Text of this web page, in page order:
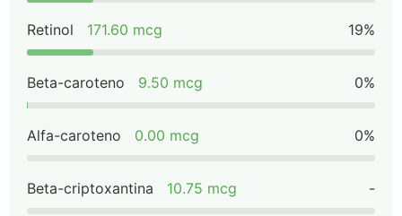
Retinol 171.60 mcg 19%
Beta-caroteno 9.50 mcg 0%
Alfa-caroteno 0.00 mcg 0%
Beta-criptoxantina 10.75 mcg -